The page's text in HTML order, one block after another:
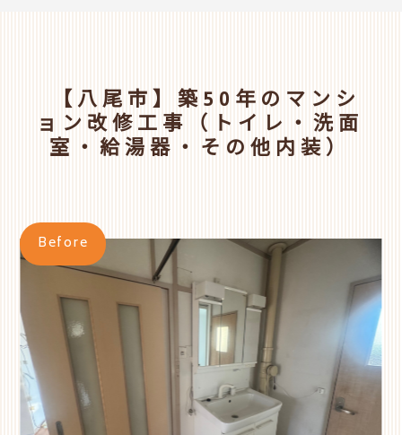
【八尾市】築50年のマンシ
ョン改修工事（トイレ・洗面
室・給湯器・その他内装）
Before